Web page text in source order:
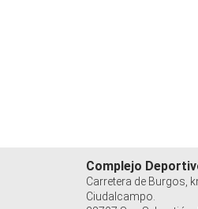
Complejo
Carretera de Burgos,
Ciudalcampo.